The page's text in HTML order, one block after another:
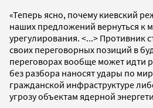
«Теперь ясно, почему киевский
наших предложений вернуться к
урегулирования. <...> Противник
своих переговорных позиций в
переговорах вообще может идти
без разбора наносят удары по
гражданской инфраструктуре
угрозу объектам ядерной